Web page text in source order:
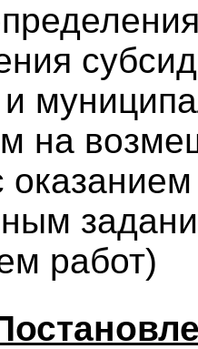
на
работ)